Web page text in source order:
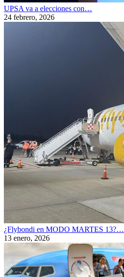
UPSA va a elecciones con…
24 febrero, 2026
¿Flybondi en MODO MARTES 13?…
13 enero, 2026